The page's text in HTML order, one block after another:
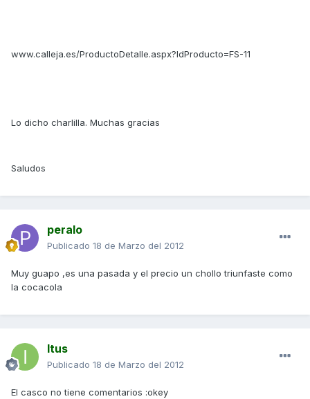
www.calleja.es/ProductoDetalle.aspx?IdProducto=FS-11
Lo dicho charlilla. Muchas gracias
Saludos
peralo
Publicado 18 de Marzo del 2012
Muy guapo ,es una pasada y el precio un chollo triunfaste como
la cocacola
Itus
Publicado 18 de Marzo del 2012
El casco no tiene comentarios :okey